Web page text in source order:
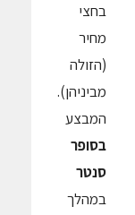
בחצי
מחיר
(הזולה
מביניהן).
המבצע
בסופר
סנטר
במהלך